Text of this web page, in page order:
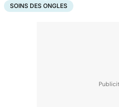
SOINS DES ONGLES